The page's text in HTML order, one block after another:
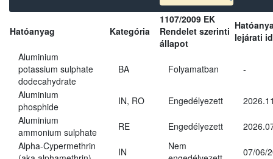
Hatóanyag Kategória
1107/2009 EK
Rendelet szerinti
állapot
lejárati
Aluminium
potassium sulphate
dodecahydrate
BA Folyamatban -
Aluminium
phosphide
IN, RO Engedélyezett
Aluminium
ammonium sulphate
RE Engedélyezett
Alpha-Cypermethrin
IN
Nem
07/06/